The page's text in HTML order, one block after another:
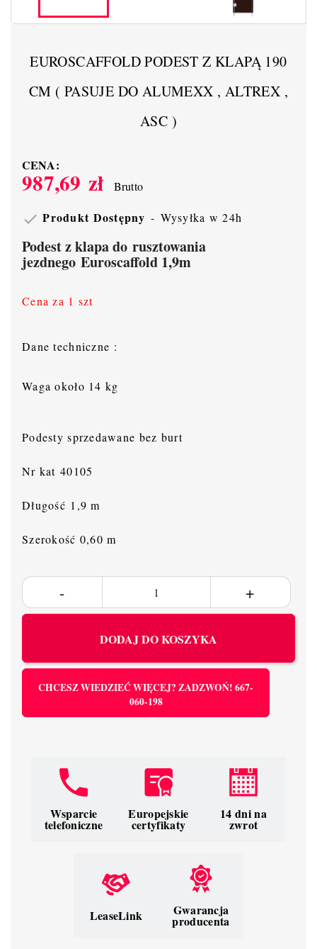
EUROSCAFFOLD PODEST Z KLAPĄ 190
CM ( PASUJE DO ALUMEXX , ALTREX ,
ASC )
CENA:
987,69 zł Brutto
 Produkt Dostępny Wysyłka w 24h
Podest z klapa do rusztowania
jezdnego Euroscaffold 1,9m
Cena za 1 szt
Dane techniczne :
Waga około 14 kg
Podesty sprzedawane bez burt
Nr kat 40105
Długość 1,9 m
Szerokość 0,60 m
DODAJ DO KOSZYKA
CHCESZ WIEDZIEĆ WIĘCEJ? ZADZWOŃ! 667-
060-198
Wsparcie
telefoniczne
Europejskie
certyfikaty
14 dni na
zwrot
LeaseLink Gwarancja
producenta